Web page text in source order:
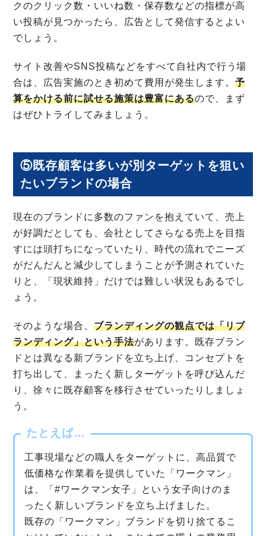
クのクリック数・いいね数・保存数などの指標が高
い投稿が見つかったら、広告として発信するとよい
でしょう。
サイト改善やSNS投稿などをすべて自社内で行う場
合は、広告実施のとき初めて費用が発生します。 予
算をかける前に試せる施策は豊富にあるので、まず
はぜひトライしてみましょう。
⑤既存顧客は多いが別ターゲットを狙い
たいブランドの場合
現在のブランドに多数のファンを抱えていて、売上
が好調だとしても、会社としてさらなる売上を目指
すには頭打ちになっていたり、時代の流れでニーズ
がだんだんと減少してしまうことが予測されていた
りと、「現状維持」だけでは難しい状況もあるでし
ょう。
そのような場合、ブランディングの観点では「リブ
ランディング」という手法があります。既存ブラン
ドとは異なる新ブランドを立ち上げ、コンセプトを
打ち出して、まったく新しターゲットを呼び込んだ
り、徐々に既存顧客を移行させていったりしましょ
う。
たとえば…
工事現場などの職人をターゲットに、高品質で
低価格な作業着を提供していた「ワークマン」
は、「#ワークマン女子」という女子向けのま
ったく新しいブランドを立ち上げました。
既存の「ワークマン」ブランドを切り捨てるこ